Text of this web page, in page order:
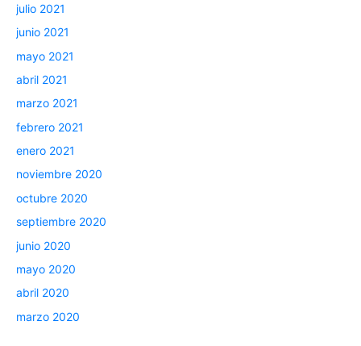
julio 2021
junio 2021
mayo 2021
abril 2021
marzo 2021
febrero 2021
enero 2021
noviembre 2020
octubre 2020
septiembre 2020
junio 2020
mayo 2020
abril 2020
marzo 2020